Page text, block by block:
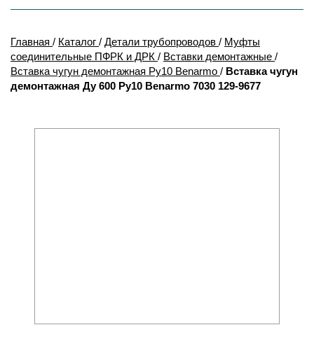
Главная / Каталог / Детали трубопроводов / Муфты
соединительные ПФРК и ДРК / Вставки демонтажные /
Вставка чугун демонтажная Ру10 Benarmo / Вставка чугун
демонтажная Ду 600 Ру10 Benarmo 7030 129-9677